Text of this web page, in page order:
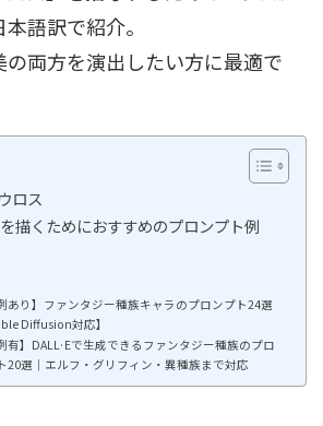
語訳で紹介。
両方を演出したい方に最適で
ロス
描くためにおすすめのプロンプト例
あり】ファンタジー種族キャラのプロンプト24選
Diffusion対応】
有】DALL·Eで生成できるファンタジー種族のプロ
20選｜エルフ・グリフィン・異種族まで対応